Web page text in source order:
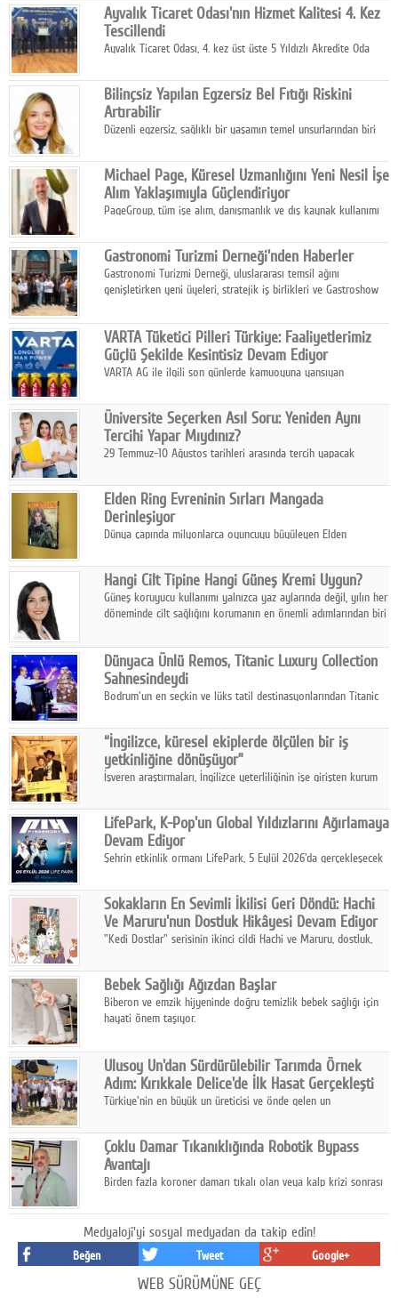
alıyor.
Ayvalık Ticaret Odası'nın Hizmet Kalitesi 4. Kez
Tescillendi
Ayvalık Ticaret Odası, 4. kez üst üste 5 Yıldızlı Akredite Oda
törenle aldı.
Bilinçsiz Yapılan Egzersiz Bel Fıtığı Riskini
Artırabilir
Düzenli egzersiz, sağlıklı bir yaşamın temel unsurlarından biri
uygulamaları vücutta istenmeyen sonuçlara neden olabiliyor.
Michael Page, Küresel Uzmanlığını Yeni Nesil İşe
Alım Yaklaşımıyla Güçlendiriyor
PageGroup, tüm işe alım, danışmanlık ve dış kaynak kullanımı
Gastronomi Turizmi Derneği'nden Haberler
Gastronomi Turizmi Derneği, uluslararası temsil ağını
genişletirken yeni üyeleri, stratejik iş birlikleri ve Gastroshow
güçlendirmeyi sürdürüyor.
VARTA Tüketici Pilleri Türkiye: Faaliyetlerimiz
Güçlü Şekilde Kesintisiz Devam Ediyor
VARTA AG ile ilgili son günlerde kamuoyuna yansıyan
operasyonlarına ilişkin açıklama yaptı.
Üniversite Seçerken Asıl Soru: Yeniden Aynı
Tercihi Yapar Mıydınız?
29 Temmuz-10 Ağustos tarihleri arasında tercih yapacak
Elden Ring Evreninin Sırları Mangada
Derinleşiyor
Dünya çapında milyonlarca oyuncuyu büyüleyen Elden
aksiyonu ve karanlık fantastik atmosferi bir araya getirmeyi
sürdürüyor.
Hangi Cilt Tipine Hangi Güneş Kremi Uygun?
Güneş koruyucu kullanımı yalnızca yaz aylarında değil, yılın her
döneminde cilt sağlığını korumanın en önemli adımlarından biri
Dünyaca Ünlü Remos, Titanic Luxury Collection
Sahnesindeydi
Bodrum'un en seçkin ve lüks tatil destinasyonlarından Titanic
yaz etkinlikleri kapsamında uluslararası yıldızları ağırlamaya
devam ediyor
“İngilizce, küresel ekiplerde ölçülen bir iş
yetkinliğine dönüşüyor”
İşveren araştırmaları, İngilizce yeterliliğinin işe girişten kurum
gösteriyor.
LifePark, K-Pop'un Global Yıldızlarını Ağırlamaya
Devam Ediyor
Şehrin etkinlik ormanı LifePark, 5 Eylül 2026'da gerçekleşecek
haritasında önemli bir destinasyon haline getirmeye
hazırlanıyor.
Sokakların En Sevimli İkilisi Geri Döndü: Hachi
Ve Maruru'nun Dostluk Hikâyesi Devam Ediyor
"Kedi Dostlar" serisinin ikinci cildi Hachi ve Maruru, dostluk,
mevsiminin zorlu koşulları eşliğinde anlatıyor.
Bebek Sağlığı Ağızdan Başlar
Biberon ve emzik hijyeninde doğru temizlik bebek sağlığı için
hayati önem taşıyor.
Ulusoy Un'dan Sürdürülebilir Tarımda Örnek
Adım: Kırıkkale Delice'de İlk Hasat Gerçekleşti
Türkiye'nin en büyük un üreticisi ve önde gelen un
yürüttüğü iyi tarım ve onarıcı tarım uygulamalarının ilk hasadını
gerçekleştirdi.
Çoklu Damar Tıkanıklığında Robotik Bypass
Avantajı
Birden fazla koroner damarı tıkalı olan veya kalp krizi sonrası
cerrahisi önemli bir tedavi seçeneği olarak öne çıkıyor.
Medyaloji'yi sosyal medyadan da takip edin!
Beğen Tweet Google+
WEB SÜRÜMÜNE GEÇ